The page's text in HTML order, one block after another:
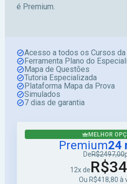
é Premium.
Acesso a todos os Cursos da
Ferramenta Plano do
Mapa de Questões
Tutoria Especializada
Plataforma Mapa da Prova
Simulados
7 dias de garantia
MELHOR
Premium24
DeR$2497,00
12x de
Ou R$418,80 à